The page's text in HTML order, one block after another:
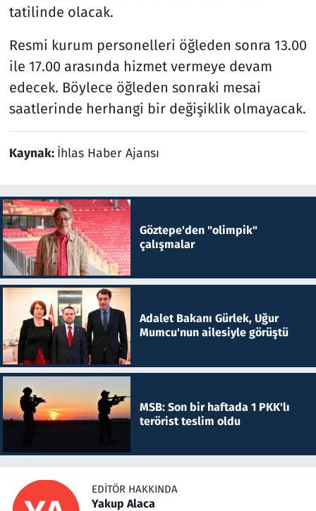
tatilinde olacak.
Resmi kurum personelleri öğleden sonra 13.00
ile 17.00 arasında hizmet vermeye devam
edecek. Böylece öğleden sonraki mesai
saatlerinde herhangi bir değişiklik olmayacak.
Kaynak: İhlas Haber Ajansı
Göztepe'den "olimpik"
çalışmalar
Adalet Bakanı Gürlek, Uğur
Mumcu'nun ailesiyle görüştü
MSB: Son bir haftada 1 PKK'lı
terörist teslim oldu
EDITÖR HAKKINDA
Yakup Alaca